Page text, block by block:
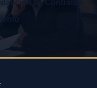
de Contratos